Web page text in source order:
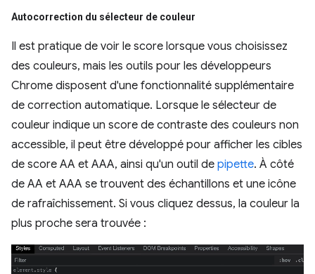
Autocorrection du sélecteur de couleur
Il est pratique de voir le score lorsque vous choisissez
des couleurs, mais les outils pour les développeurs
Chrome disposent d'une fonctionnalité supplémentaire
de correction automatique. Lorsque le sélecteur de
couleur indique un score de contraste des couleurs non
accessible, il peut être développé pour afficher les cibles
de score AA et AAA, ainsi qu'un outil de pipette. À côté
de AA et AAA se trouvent des échantillons et une icône
de rafraîchissement. Si vous cliquez dessus, la couleur la
plus proche sera trouvée :